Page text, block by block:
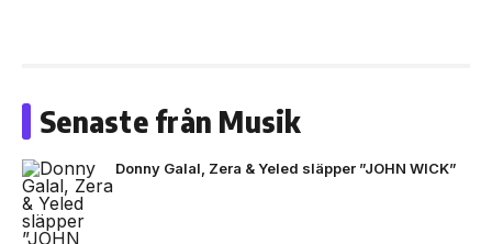
Senaste från Musik
Donny Galal, Zera & Yeled släpper ”JOHN WICK”